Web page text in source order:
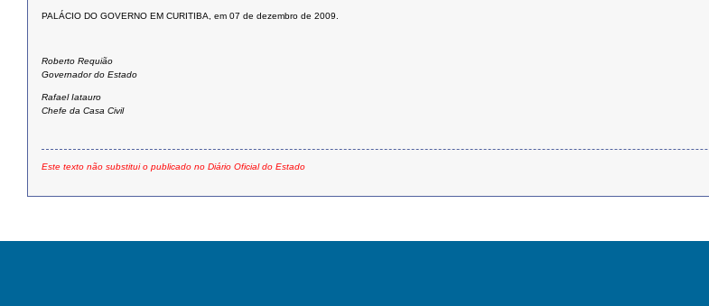
PALÁCIO DO GOVERNO EM CURITIBA, em 07 de dezembro de 2009.
Roberto Requião
Governador do Estado
Rafael Iatauro
Chefe da Casa Civil
Este texto não substitui o publicado no Diário Oficial do Estado